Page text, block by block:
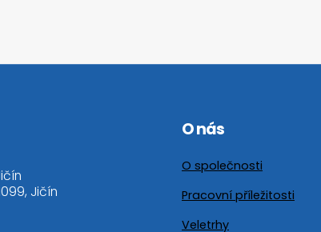
Jičín
O nás
O společnosti
Pracovní příležitosti
Veletrhy